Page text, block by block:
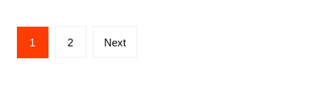
Posts
pagination
1 2 Next